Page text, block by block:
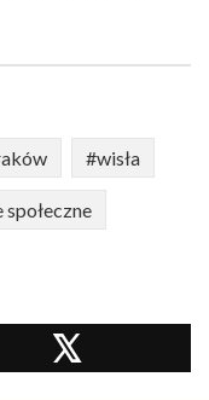
#wisła